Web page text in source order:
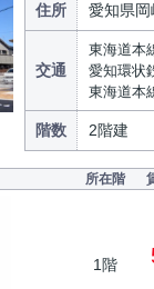
住所 愛知県
交通
東海道本
愛知環状
東海道本
階数 2階建
所在階
1階